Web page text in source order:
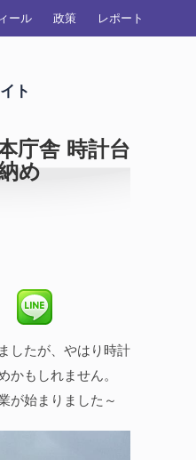
ール 政策 レポート
ト
庁舎 時計台
め
したが、やはり時計
かもしれません。
が始まりました～